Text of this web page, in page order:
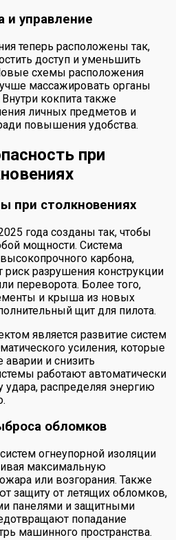
и управление
теперь расположены так,
доступ и уменьшить
схемы расположения
массажировать органы
кокпита также
личных предметов и
повышения удобства.
при
при столкновениях
года созданы так, чтобы
мощности. Система
карбона,
разрушения конструкции
переворота. Более того,
и крыша из новых
щит для пилота.
является развитие систем
усиления, которые
аварии и снизить
работают автоматически
удара, распределяя энергию
обломков
огнеупорной изоляции
максимальную
или возгорания. Также
защиту от летящих обломков,
панелями и защитными
попадание
машинного пространства.